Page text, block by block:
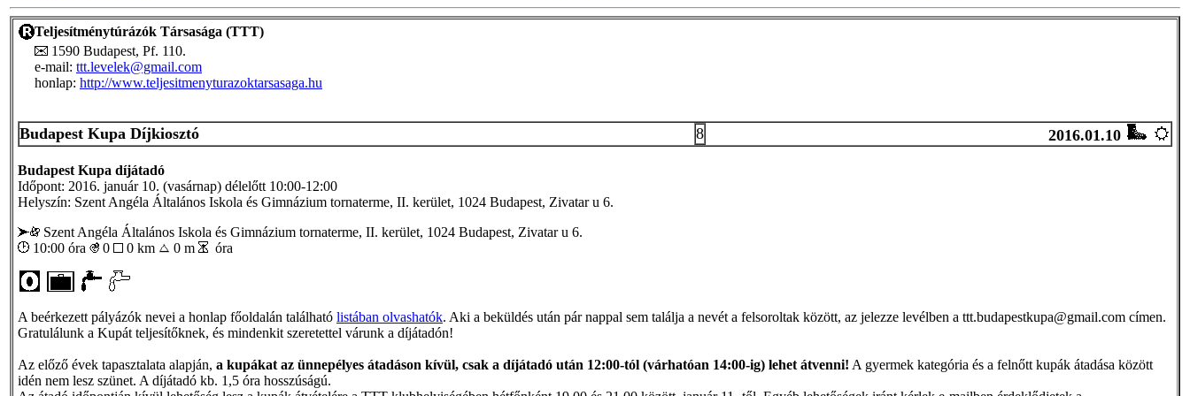
Teljesítménytúrázók Társasága (TTT)
1590 Budapest, Pf. 110.
e-mail: ttt.levelek@gmail.com
honlap: http://www.teljesitmenyturazoktarsasaga.hu
Budapest Kupa Díjkiosztó 8 2016.01.10
Budapest Kupa díjátadó
Időpont: 2016. január 10. (vasárnap) délelőtt 10:00-12:00
Helyszín: Szent Angéla Általános Iskola és Gimnázium tornaterme, II. kerület, 1024 Budapest, Zivatar u 6.
Szent Angéla Általános Iskola és Gimnázium tornaterme, II. kerület, 1024 Budapest, Zivatar u 6.
10:00 óra
0 0 km 0 m óra
A beérkezett pályázók nevei a honlap főoldalán található listában olvashatók. Aki a beküldés után pár nappal sem találja a nevét a felsoroltak között, az jelezze levélben a ttt.budapestkupa@gmail.com címen.
Gratulálunk a Kupát teljesítőknek, és mindenkit szeretettel várunk a díjátadón!
Az előző évek tapasztalata alapján, a kupákat az ünnepélyes átadáson kívül, csak a díjátadó után 12:00-tól (várhatóan 14:00-ig) lehet átvenni! A gyermek kategória és a felnőtt kupák átadása között
idén nem lesz szünet. A díjátadó kb. 1,5 óra hosszúságú.